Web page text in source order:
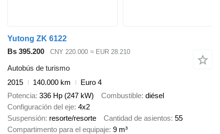
Yutong ZK 6122
Bs 395.200
CNY 220.000 ≈ EUR 28.210
Autobús de turismo
2015
140.000 km
Euro 4
Potencia 336 Hp (247 kW) Combustible diésel
Configuración del eje 4x2
Suspensión resorte/resorte Cantidad de asientos 55
Compartimento para el equipaje 9 m³